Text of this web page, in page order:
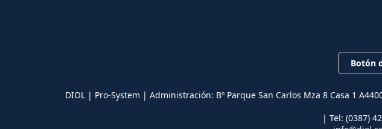
Botón
DIOL | Pro-System | Administración: Bº Parque San Carlos Mza 8 Casa 1
| Tel: (0387)